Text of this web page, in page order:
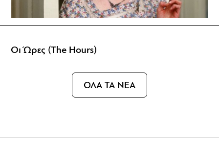
Οι Ώρες (The Hours)
ΟΛΑ ΤΑ ΝΕΑ